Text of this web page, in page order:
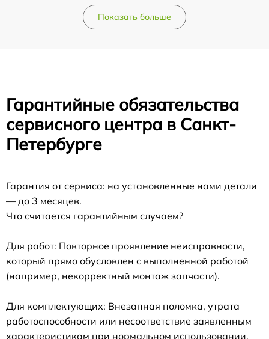
Показать больше
Гарантийные обязательства
сервисного центра в Санкт-
Петербурге
Гарантия от сервиса: на установленные нами детали
— до 3 месяцев.
Что считается гарантийным случаем?
Для работ: Повторное проявление неисправности,
который прямо обусловлен с выполненной работой
(например, некорректный монтаж запчасти).
Для комплектующих: Внезапная поломка, утрата
работоспособности или несоответствие заявленным
характеристикам при нормальном использовании.